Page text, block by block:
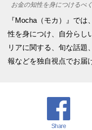
お金の知性を身につけるべ
『Mocha（モカ）』で
性を身につけ、自分らし
リアに関する、旬な話題
報などを独自視点でお届
Share